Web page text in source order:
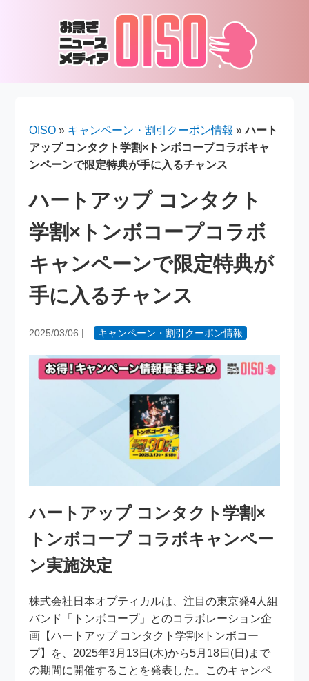
OISO » キャンペーン・割引クーポン情報 »ハート
アップ コンタクト学割×トンボコープコラボキャ
ンペーンで限定特典が手に入るチャンス
ハートアップ コンタクト
学割×トンボコープコラボ
キャンペーンで限定特典が
手に入るチャンス
2025/03/06 | キャンペーン・割引クーポン情報
ハートアップ コンタクト学割×
トンボコープ コラボキャンペー
ン実施決定
株式会社日本オプティカルは、注目の東京発4人組
バンド「トンボコープ」とのコラボレーション企
画【ハートアップ コンタクト学割×トンボコー
プ】を、2025年3月13日(木)から5月18日(日)まで
の期間に開催することを発表した。このキャンペ